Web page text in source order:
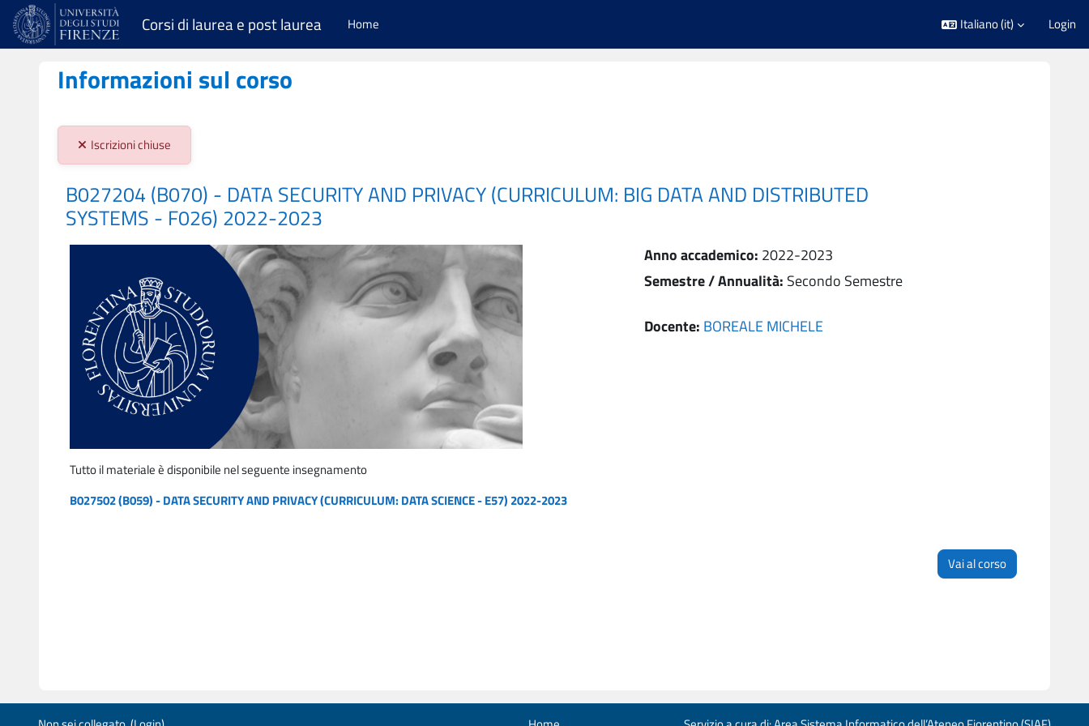
Vai al contenuto principale
Corsi di laurea e post laurea Home Italiano ‎(it)‎ Login
Informazioni sul corso
Stato iscrizioni:
Iscrizioni chiuse
B027204 (B070) - DATA SECURITY AND PRIVACY (CURRICULUM: BIG DATA AND DISTRIBUTED
SYSTEMS - F026) 2022-2023
Tutto il materiale è disponibile nel seguente insegnamento
B027502 (B059) - DATA SECURITY AND PRIVACY (CURRICULUM: DATA SCIENCE - E57) 2022-2023
Anno accademico: 2022-2023
Semestre / Annualità: Secondo Semestre
Docente: BOREALE MICHELE
Vai al corso